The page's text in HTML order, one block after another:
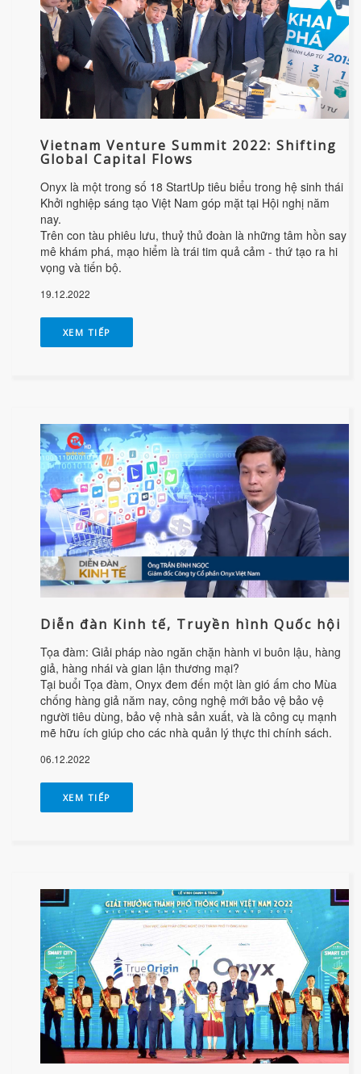
Vietnam Venture Summit 2022: Shifting
Global Capital Flows
Onyx là một trong số 18 StartUp tiêu biểu trong hệ sinh thái
Khởi nghiệp sáng tạo Việt Nam góp mặt tại Hội nghị năm
nay.
Trên con tàu phiêu lưu, thuỷ thủ đoàn là những tâm hồn say
mê khám phá, mạo hiểm là trái tim quả cảm - thứ tạo ra hi
vọng và tiến bộ.
19.12.2022
XEM TIẾP
Diễn đàn Kinh tế, Truyền hình Quốc hội
Tọa đàm: Giải pháp nào ngăn chặn hành vi buôn lậu, hàng
giả, hàng nhái và gian lận thương mại?
Tại buổi Tọa đàm, Onyx đem đến một làn gió ấm cho Mùa
chống hàng giả năm nay, công nghệ mới bảo vệ bảo vệ
người tiêu dùng, bảo vệ nhà sản xuất, và là công cụ mạnh
mẽ hữu ích giúp cho các nhà quản lý thực thi chính sách.
06.12.2022
XEM TIẾP